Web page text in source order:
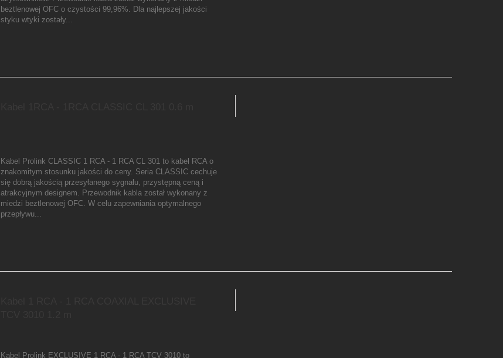
beztlenowej OFC o czystości 99,96%. Dla najlepszej jakości
styku wtyki zostały...
Kabel Prolink CLASSIC 1 RCA - 1 RCA CL 301 to kabel RCA o
znakomitym stosunku jakości do ceny. Seria CLASSIC cechuje
się dobrą jakością przesyłanego sygnału, przystępną ceną i
atrakcyjnym designem. Przewodnik kabla został wykonany z
miedzi beztlenowej OFC. W celu zapewniania optymalnego
przepływu...
Kabel Prolink EXCLUSIVE 1 RCA - 1 RCA TCV 3010 to